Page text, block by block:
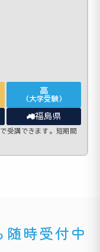
高
(大学受験)
福島県
受講できます。短期間
随時受付中